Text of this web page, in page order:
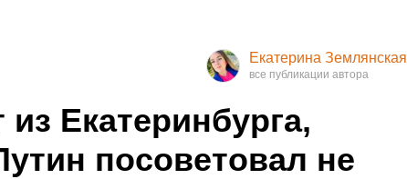
Екатерина Землянская
Екатеринбурга,
посоветовал не